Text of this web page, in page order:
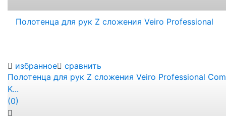
избранное сравнить
Полотенца для рук Z сложения Veiro Professional
K...
(0)